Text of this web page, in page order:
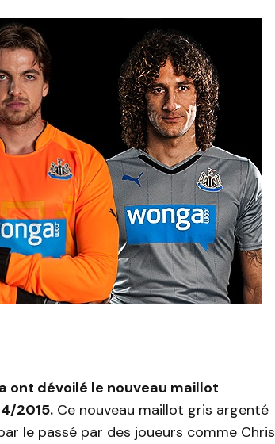
ont dévoilé le nouveau maillot
2015. Ce nouveau maillot gris argenté
le passé par des joueurs comme Chris